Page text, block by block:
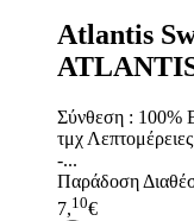
Atlantis
Σύνθεση : 100%
τμχ
-...
Παράδοση
7,10€